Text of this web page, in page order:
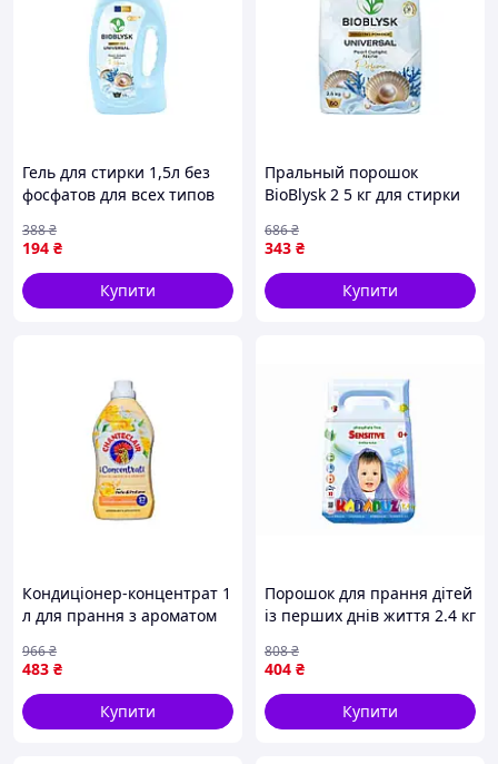
Гель для стирки 1,5л без
фосфатов для всех типов
морских перлин
194 ₴
388₴
Купити
Пральный порошок
BioBlysk 2 5 кг для стирки
парфюмированным
ароматом морских перлин
343 ₴
686₴
Купити
Кондиціонер-концентрат 1
л для прання з ароматом
нарциса для м'якості та
свіжості білизни
483 ₴
966₴
Купити
Порошок для прання дітей
із перших днів життя 2.4 кг
універсальний для
автоматичних машин
404 ₴
808₴
Купити